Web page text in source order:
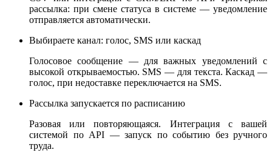
рассылка: при смене статуса в системе — уведомление
отправляется автоматически.
Выбираете канал: голос, SMS или каскад
Голосовое сообщение — для важных уведомлений с
высокой открываемостью. SMS — для текста. Каскад —
голос, при недоставке переключается на SMS.
Рассылка запускается по расписанию
Разовая или повторяющаяся. Интеграция с вашей
системой по API — запуск по событию без ручного
труда.